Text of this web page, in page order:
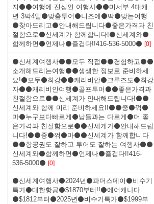
지⚫⚫여행에 진심인 여행사⚫⚫미서부 4대캐
년 3박4일⚫맞춤투어⚫니즈에⚫딱⚫맞는여행
⚫찾아드리고⚫안내해드립니다⚫좋은가격과 친
절함으로⚫신세계가 함께합니다!⚫신세계와⚫
함께하면⚫언제나⚫즐겁다!!416-536-5000⚫ [0]
⚫신세계여행사⚫⚫모두 직접⚫⚫경험하고⚫⚫
소개해드리는여행⚫⚫생생한 정보로 준비하세
요!⚫모두⚫최강⚫⚫캐리비안⚫크루즈도⚫최강
자⚫⚫캐리비안여행⚫골프투어⚫⚫좋은가격과
친절함으로⚫⚫신세계가 안내해드립니다!⚫⚫
신세계와 함께 미리 준비하세요!!⚫⚫중⚫꺾⚫
마⚫누구보다빠르게⚫남들과는 다르게⚫더 좋
은가격과 친절함으로⚫⚫신세계가⚫안내해드립
니다!⚫⚫중⚫꺾⚫마⚫⚫신세계가 함께합니다
⚫⚫항공권도 잘하고 투어도 잘하는 여행사⚫⚫
신세계와⚫함께하면⚫언제나⚫즐겁다!!416-
536-5000⚫ [0]
⚫신세계여행사⚫2024년⚫파더스데이⚫비수기
특가⚫대한항공⚫$1870부터!!⚫에어캐나다
⚫$1812부터⚫2025년⚫비수기특가⚫$1999부